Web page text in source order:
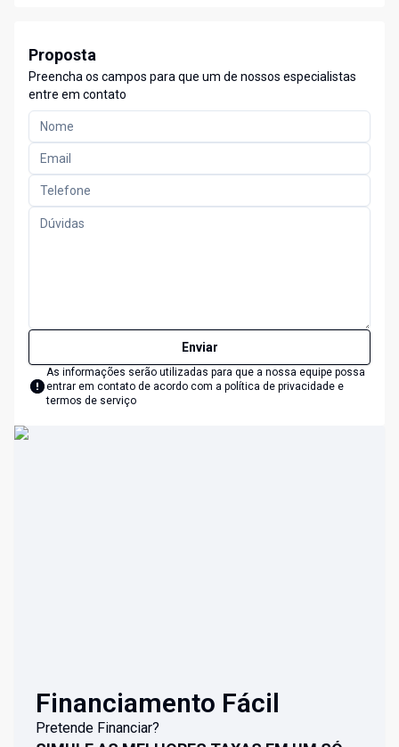
Proposta
Preencha os campos para que um de nossos especialistas
entre em contato
Enviar
As informações serão utilizadas para que a nossa equipe possa
entrar em contato de acordo com a política de privacidade e
termos de serviço
Financiamento Fácil
Pretende Financiar?